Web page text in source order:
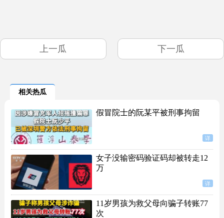
上一瓜 下一瓜
相关热瓜
假冒院士的阮某平被刑事拘留
详
女子没输密码验证码却被转走12
万
详
11岁男孩为救父母向骗子转账77
次